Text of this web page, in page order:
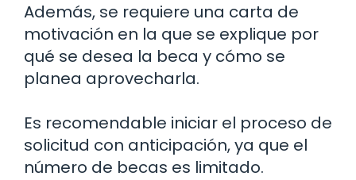
Además, se requiere una carta de
motivación en la que se explique por
qué se desea la beca y cómo se
planea aprovecharla.
Es recomendable iniciar el proceso de
solicitud con anticipación, ya que el
número de becas es limitado.